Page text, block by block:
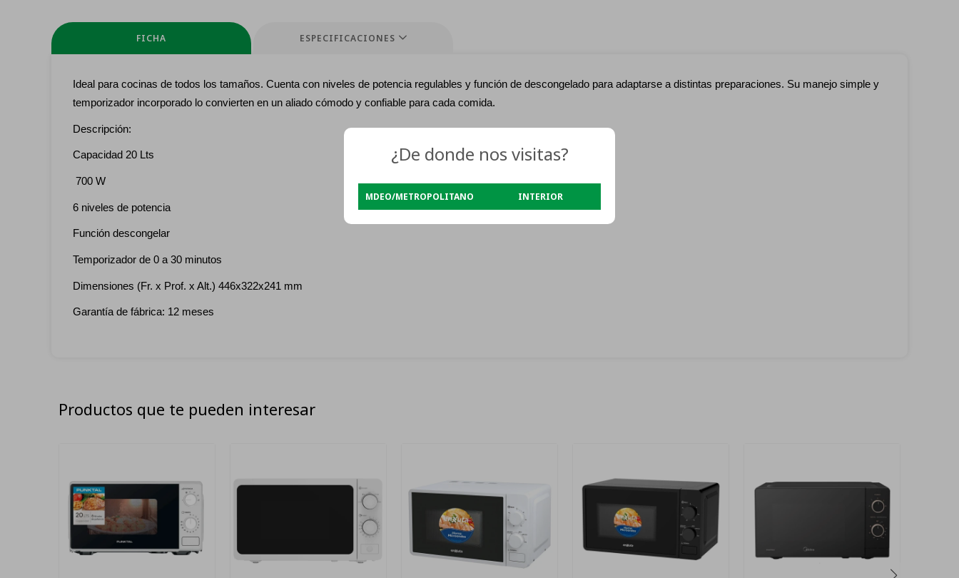
FICHA ESPECIFICACIONES
Ideal para cocinas de todos los tamaños. Cuenta con niveles de potencia regulables y función de descongelado para adaptarse a distintas preparaciones. Su manejo simple y
temporizador incorporado lo convierten en un aliado cómodo y confiable para cada comida.
Descripción:
Capacidad 20 Lts
700 W
6 niveles de potencia
Función descongelar
Temporizador de 0 a 30 minutos
Dimensiones (Fr. x Prof. x Alt.) 446x322x241 mm
Garantía de fábrica: 12 meses
Productos que te pueden interesar
¿De donde nos visitas?
MDEO/METROPOLITANO INTERIOR